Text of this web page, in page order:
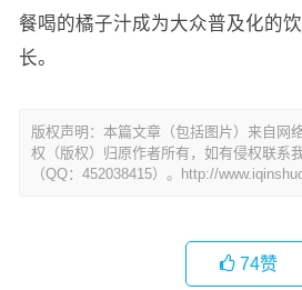
餐喝的橘子汁成为大众普及化的
长。
版权声明：本篇文章（包括图片）来自网
权（版权）归原作者所有，如有侵权联系
（QQ：452038415）。http://
74赞